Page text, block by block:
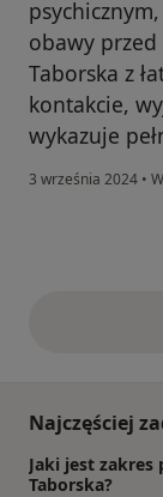
obawy
Taborska z
kontakcie,
wykazuje
3 września 2024 •
Najczęściej
Jaki jest
Taborska?